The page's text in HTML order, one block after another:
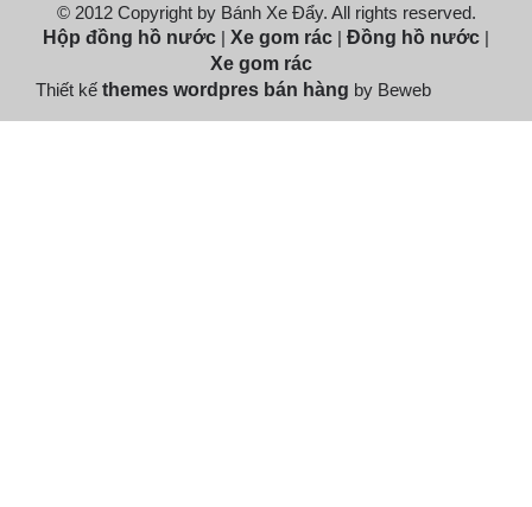
© 2012 Copyright by Bánh Xe Đẩy. All rights reserved.
Hộp đồng hồ nước | Xe gom rác | Đồng hồ nước |
Xe gom rác
Thiết kế themes wordpres bán hàng by Beweb